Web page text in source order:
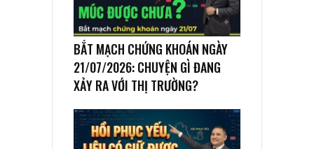
BẮT MẠCH CHỨNG KHOÁN NGÀY
21/07/2026: CHUYỆN GÌ ĐANG
XẢY RA VỚI THỊ TRƯỜNG?